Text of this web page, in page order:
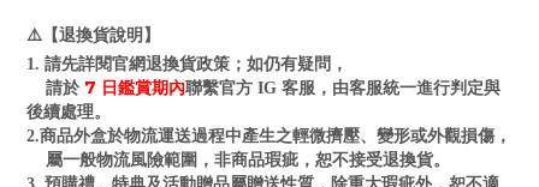
⚠️【退換貨說明】
1. 請先詳閱官網退換貨政策；如仍有疑問，
請於 7 日鑑賞期內聯繫官方 IG 客服，由客服統一進行判定與
後續處理。
2.商品外盒於物流運送過程中產生之輕微擠壓、變形或外觀損傷，
屬一般物流風險範圍，非商品瑕疵，恕不接受退換貨。